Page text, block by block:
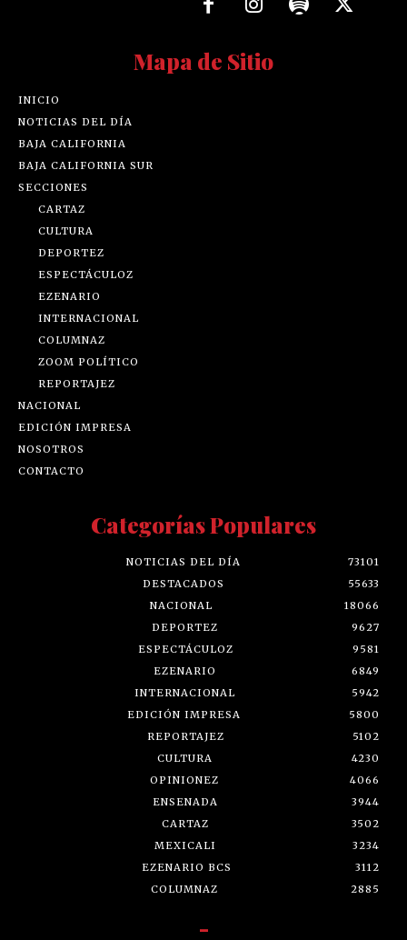
Mapa de Sitio
INICIO
NOTICIAS DEL DÍA
BAJA CALIFORNIA
BAJA CALIFORNIA SUR
SECCIONES
CARTAZ
CULTURA
DEPORTEZ
ESPECTÁCULOZ
EZENARIO
INTERNACIONAL
COLUMNAZ
ZOOM POLÍTICO
REPORTAJEZ
NACIONAL
EDICIÓN IMPRESA
NOSOTROS
CONTACTO
Categorías Populares
NOTICIAS DEL DÍA
73101
DESTACADOS
55633
NACIONAL
18066
DEPORTEZ
9627
ESPECTÁCULOZ
9581
EZENARIO
6849
INTERNACIONAL
5942
EDICIÓN IMPRESA
5800
REPORTAJEZ
5102
CULTURA
4230
OPINIONEZ
4066
ENSENADA
3944
CARTAZ
3502
MEXICALI
3234
EZENARIO BCS
3112
COLUMNAZ
2885
-